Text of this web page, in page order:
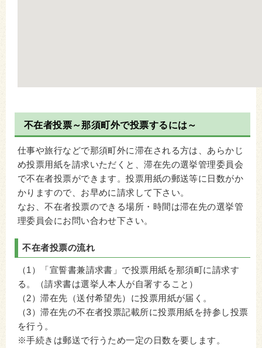
不在者投票～那須町外で投票するには～
仕事や旅行などで那須町外に滞在される方は、あらかじ
め投票用紙を請求いただくと、滞在先の選挙管理委員会
で不在者投票ができます。投票用紙の郵送等に日数がか
かりますので、お早めに請求して下さい。
なお、不在者投票のできる場所・時間は滞在先の選挙管
理委員会にお問い合わせ下さい。
不在者投票の流れ
（1）「宣誓書兼請求書」で投票用紙を那須町に請求す
る。（請求書は選挙人本人が自署すること）
（2）滞在先（送付希望先）に投票用紙が届く。
（3）滞在先の不在者投票記載所に投票用紙を持参し投票
を行う。
※手続きは郵送で行うため一定の日数を要します。